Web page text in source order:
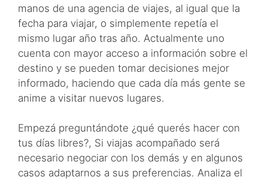
manos de una agencia de viajes, al igual que la
fecha para viajar, o simplemente repetía el
mismo lugar año tras año. Actualmente uno
cuenta con mayor acceso a información sobre el
destino y se pueden tomar decisiones mejor
informado, haciendo que cada día más gente se
anime a visitar nuevos lugares.
Empezá preguntándote ¿qué querés hacer con
tus días libres?, Si viajas acompañado será
necesario negociar con los demás y en algunos
casos adaptarnos a sus preferencias. Analiza el